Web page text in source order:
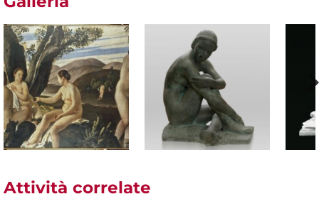
Attività correlate